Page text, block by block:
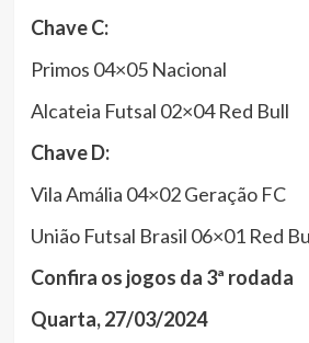
Chave C:
Primos 04×05 Nacional
Alcateia Futsal 02×04 Red Bull
Chave D:
Vila Amália 04×02 Geração FC
União Futsal Brasil 06×01 Red
Confira os jogos da 3ª rodada
Quarta, 27/03/2024